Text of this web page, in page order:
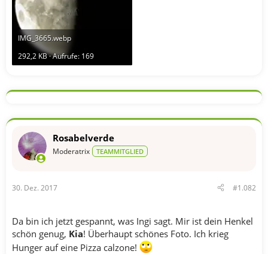
IMG_3665.webp
292,2 KB · Aufrufe: 169
Rosabelverde
Moderatrix TEAMMITGLIED
30. Dez. 2017 #1.082
Da bin ich jetzt gespannt, was Ingi sagt. Mir ist dein Henkel
schön genug, Kia! Überhaupt schönes Foto. Ich krieg
Hunger auf eine Pizza calzone!